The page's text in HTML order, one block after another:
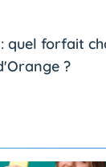
quel forfait
?